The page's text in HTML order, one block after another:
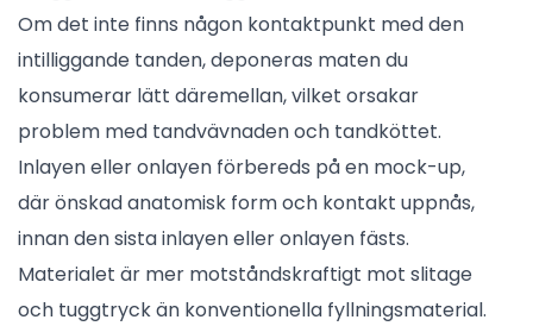
Om det inte finns någon kontaktpunkt med den
intilliggande tanden, deponeras maten du
konsumerar lätt däremellan, vilket orsakar
problem med tandvävnaden och tandköttet.
Inlayen eller onlayen förbereds på en mock-up,
där önskad anatomisk form och kontakt uppnås,
innan den sista inlayen eller onlayen fästs.
Materialet är mer motståndskraftigt mot slitage
och tuggtryck än konventionella fyllningsmaterial.